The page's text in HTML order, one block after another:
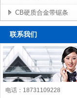
CB硬质合金带锯条
联系我们
电话：18731109228